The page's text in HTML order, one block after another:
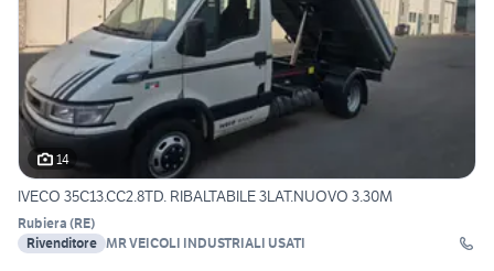
14
IVECO 35C13.CC2.8TD. RIBALTABILE 3LAT.NUOVO 3.30M
Rubiera (RE)
Rivenditore MR VEICOLI INDUSTRIALI USATI